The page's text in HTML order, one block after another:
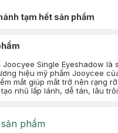
tạm hết sản phẩm
Joocyee Single Eyeshadow là
hiệu mỹ phẩm Jooycee
mắt giúp mắt trở nên rạng
nhũ lấp lánh, dễ tán, lâu
phẩm